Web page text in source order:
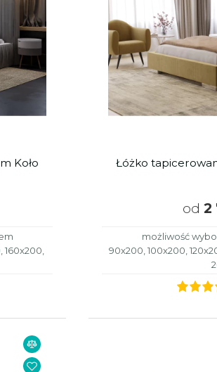
Koło Łóżko
od 2
możliwość
90x200, 100x200,